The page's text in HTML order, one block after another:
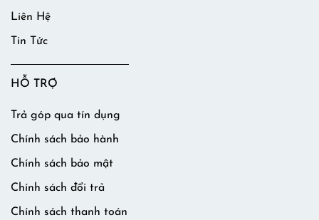
Liên Hệ
Tin Tức
HỖ TRỢ
Trả góp qua tín dụng
Chính sách bảo hành
Chính sách bảo mật
Chính sách đổi trả
Chính sách thanh toán